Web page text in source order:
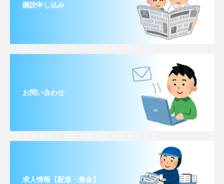
購読申し込み
お問い合わせ
求人情報【配達・集金】